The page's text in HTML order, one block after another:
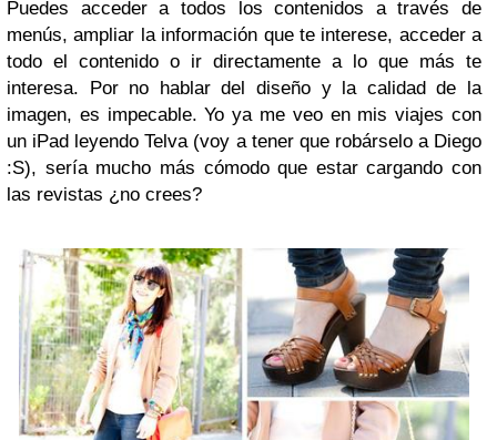
Puedes acceder a todos los contenidos a través de
menús, ampliar la información que te interese, acceder a
todo el contenido o ir directamente a lo que más te
interesa. Por no hablar del diseño y la calidad de la
imagen, es impecable. Yo ya me veo en mis viajes con
un iPad leyendo Telva (voy a tener que robárselo a Diego
:S), sería mucho más cómodo que estar cargando con
las revistas ¿no crees?